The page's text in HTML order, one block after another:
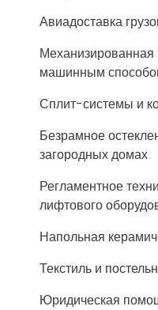
Авиадоставка
Механизированная
машинным
Сплит-системы и
Безрамное
загородных домах
Регламентное
лифтового
Напольная
Текстиль и
Юридическая